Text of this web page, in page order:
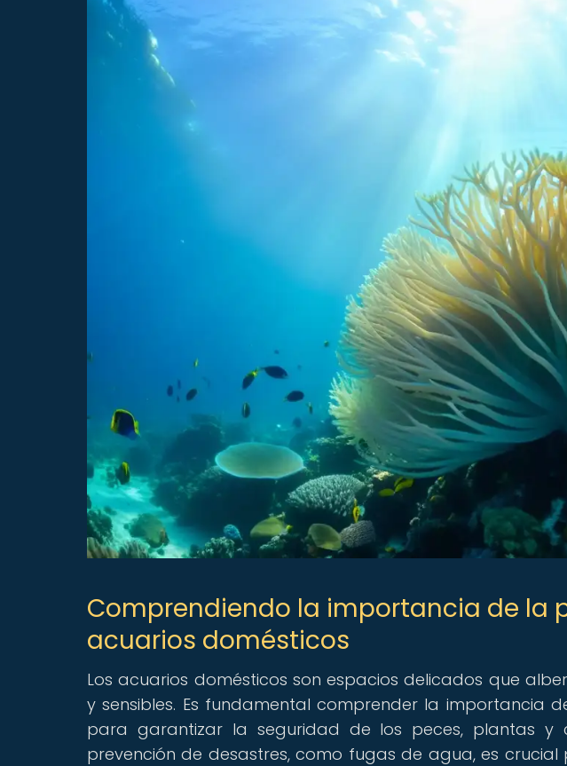
Comprendiendo la importancia de la
acuarios domésticos
Los acuarios domésticos son espacios delicados que
y sensibles. Es fundamental comprender la importancia
para garantizar la seguridad de los peces, plantas y
prevención de desastres, como fugas de agua, es